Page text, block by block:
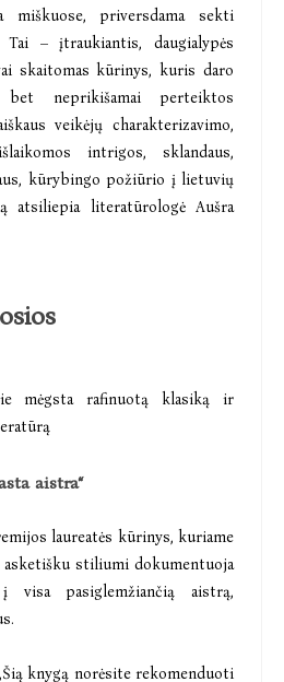
miškuose, priversdama sekti
– įtraukiantis, daugialypės
skaitomas kūrinys, kuris daro
neprikišamai perteiktos
veikėjų charakterizavimo,
intrigos, sklandaus,
kūrybingo požiūrio į lietuvių
atsiliepia literatūrologė Aušra
mėgsta rafinuotą klasiką ir
aistra“
laureatės kūrinys, kuriame
asketišku stiliumi dokumentuoja
visa pasiglemžiančią aistrą,
knygą norėsite rekomenduoti